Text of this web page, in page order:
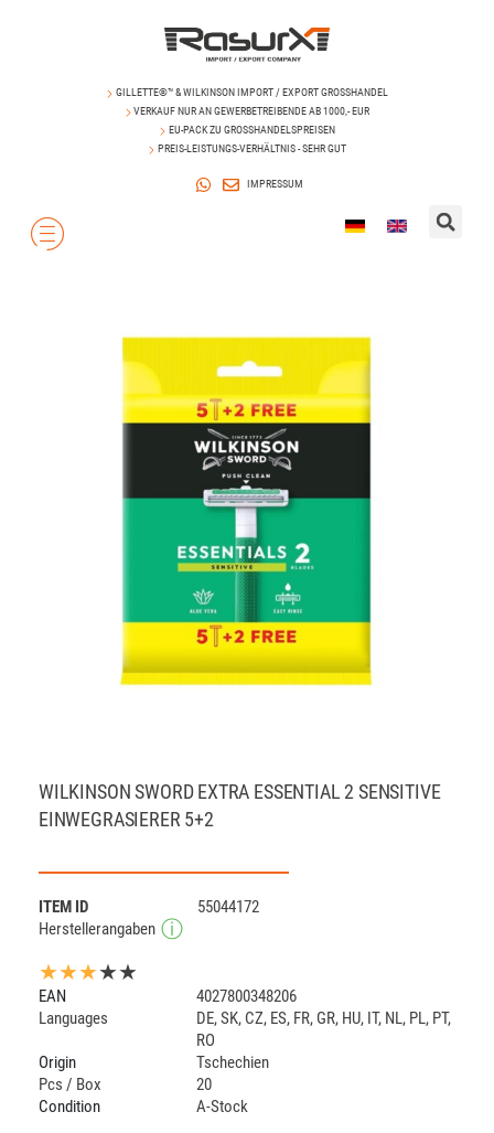
GILLETTE®™ & WILKINSON IMPORT / EXPORT GROSSHANDEL
VERKAUF NUR AN GEWERBETREIBENDE AB 1000,- EUR
EU-PACK ZU GROSSHANDELSPREISEN
PREIS-LEISTUNGS-VERHÄLTNIS - SEHR GUT
IMPRESSUM
WILKINSON SWORD EXTRA ESSENTIAL 2 SENSITIVE
EINWEGRASIERER 5+2
ITEM ID
55044172
Herstellerangaben
★★★★★
EAN
4027800348206
Languages
DE,SK, CZ, ES, FR, GR, HU, IT, NL, PL, PT,
RO
Origin
Tschechien
Pcs / Box
20
Condition
A-Stock